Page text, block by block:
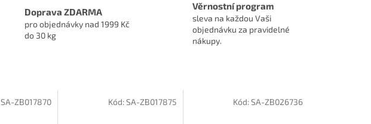
Doprava ZDARMA
pro objednávky nad 1999 Kč
do 30 kg
Věrnostní program
sleva na každou Vaši
objednávku za pravidelné
nákupy.
SA-ZB017870 Kód:SA-ZB017875 Kód:SA-ZB026736